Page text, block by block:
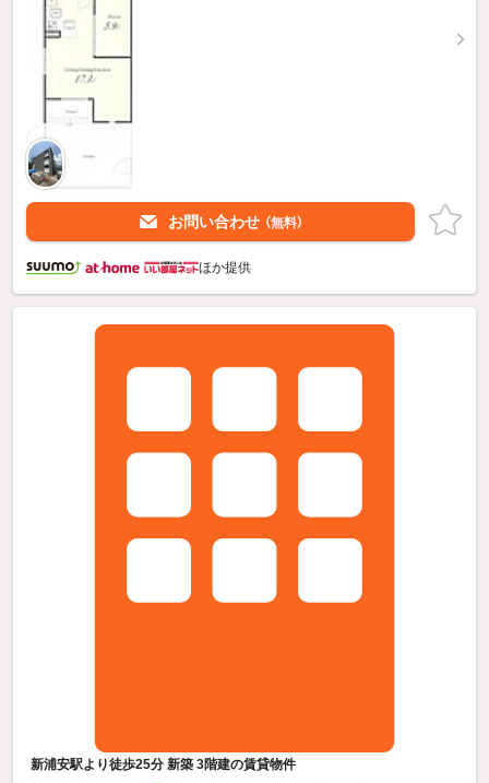
お問い合わせ （無料）
ほか提供
新浦安駅より徒歩25分 新築 3階建の賃貸物件